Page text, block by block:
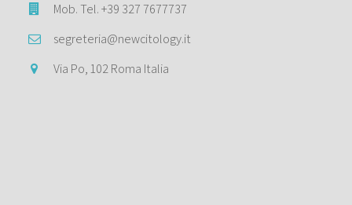
Mob. Tel. +39 327 7677737
segreteria@newcitology.it
Via Po, 102 Roma Italia